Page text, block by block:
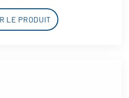
LE PRODUIT